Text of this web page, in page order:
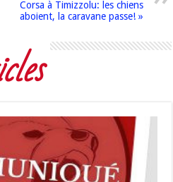
Corsa à Timizzolu: les chiens
aboient, la caravane passe! »